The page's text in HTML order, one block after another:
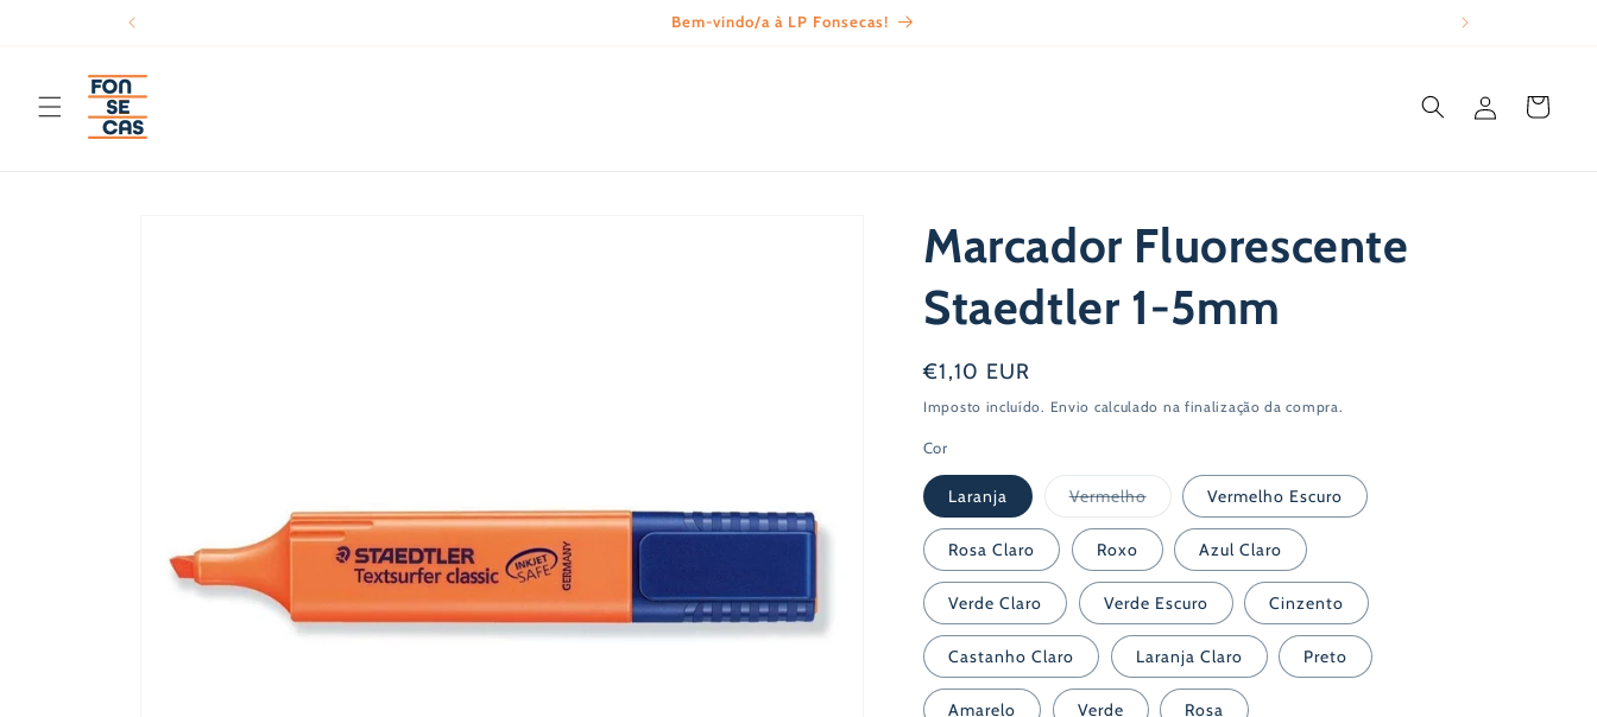
Bem-vindo/a à LP Fonsecas!
sessão
Carrinho
Marcador Fluorescente
Staedtler 1-5mm
Preço
normal
€1,10 EUR
Imposto incluído. Envio calculado na finalização da compra.
Cor
Laranja VermelhoVariante
esgotada
ou
indisponível
Vermelho Escuro
Rosa Claro Roxo Azul Claro
Verde Claro Verde Escuro Cinzento
Castanho Claro Laranja Claro Preto
Amarelo Verde Rosa